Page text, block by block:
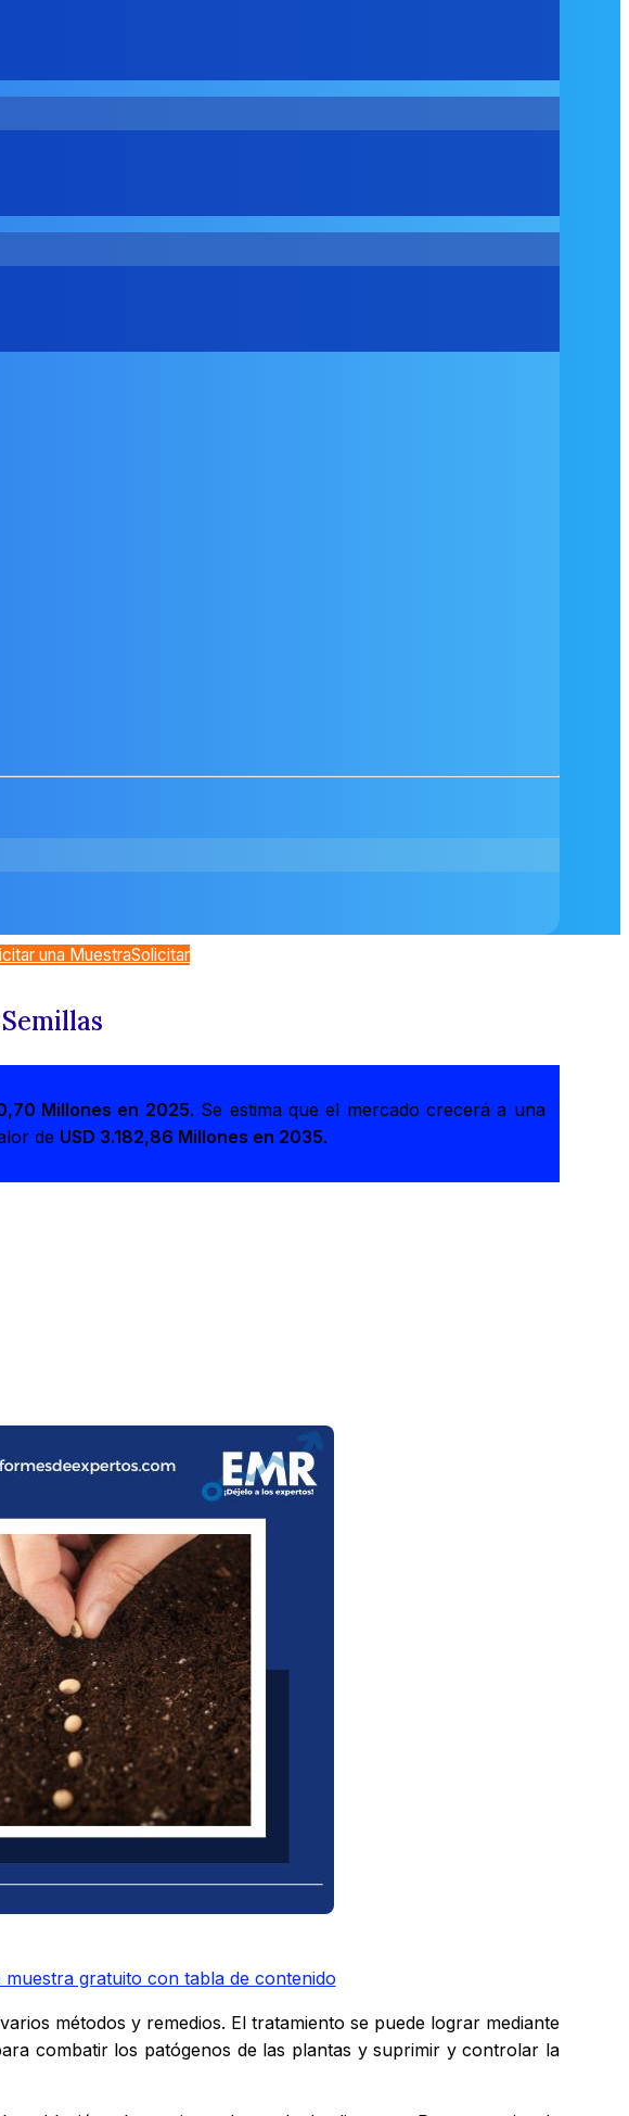
una MuestraSolicitar
Millones en 2025. Se estima que el mercado crecerá a una
de USD 3.182,86 Millones en 2035.
gratuito con tabla de contenido
métodos y remedios. El tratamiento se puede lograr mediante
combatir los patógenos de las plantas y suprimir y controlar la